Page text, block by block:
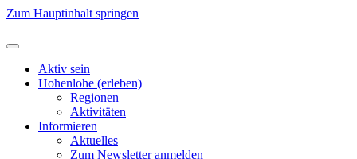
Zum Hauptinhalt springen
Aktiv sein
Hohenlohe (erleben)
Regionen
Aktivitäten
Informieren
Aktuelles
Zum Newsletter anmelden